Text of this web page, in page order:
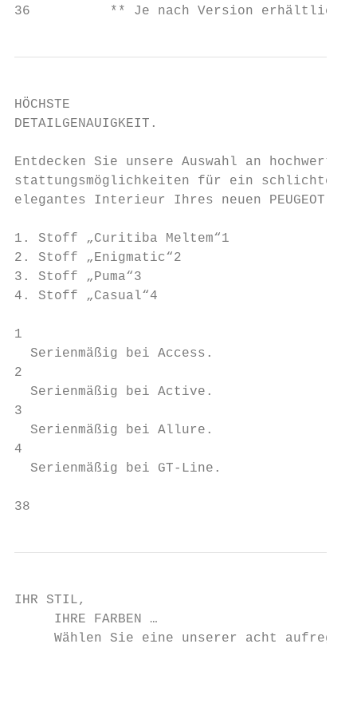
36          ** Je nach Version
HÖCHSTE
DETAILGENAUIGKEIT.
Entdecken Sie unsere Auswahl an
stattungsmöglichkeiten für ein schlichtes
elegantes Interieur Ihres neuen PEUGEOT
1. Stoff „Curitiba Meltem“1
2. Stoff „Enigmatic“2
3. Stoff „Puma“3
4. Stoff „Casual“4
1
  Serienmäßig bei Access.
2
  Serienmäßig bei Active.
3
  Serienmäßig bei Allure.
4
  Serienmäßig bei GT-Line.
38
IHR STIL,
     IHRE FARBEN …
Wählen Sie eine unserer acht